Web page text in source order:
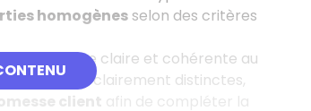
homogènesselon des critères
une offre claire et cohérente au
marques clairement distinctes,